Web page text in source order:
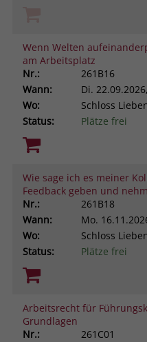
Wenn Welten
am Arbeitsplatz
Nr.:
261B16
Wann:
Di.
Wo:
Schloss
Status:
Plätze frei
Wie sage ich es meiner
Feedback geben und
Nr.:
261B18
Wann:
Mo.
Wo:
Schloss
Status:
Plätze frei
Arbeitsrecht für
Grundlagen
Nr.:
261C01